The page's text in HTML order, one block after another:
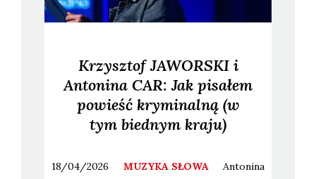
Krzysztof JAWORSKI i
Antonina CAR: Jak pisałem
powieść kryminalną (w
tym biednym kraju)
18/04/2026 MUZYKA SŁOWA
Antonina